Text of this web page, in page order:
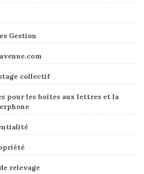
Gestion
collectif
pour les boîtes aux lettres et la
relevage